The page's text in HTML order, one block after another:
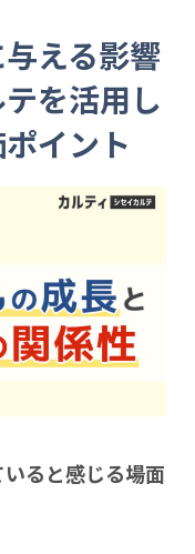
える影響
を活用し
イント
ると感じる場面